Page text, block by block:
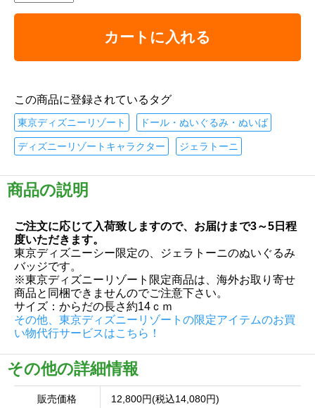
カートに入れる
この商品に登録されているタグ
東京ディズニーリゾート ドール・ぬいぐるみ・ぬいば
ディズニーリゾートキャラクター ジェラトーニ
商品の説明
ご注文に応じて入荷致しますので、お届けまで3～5日程
度いただきます。
東京ディズニーシー限定の、ジェラトーニのぬいぐるみ
バッジです。
※東京ディズニーリゾート限定商品は、海外お取り寄せ
商品と同梱できませんのでご注意下さい。
サイズ：からだの長さ約14ｃｍ
その他、東京ディズニーリゾートの限定アイテムのお買
い物代行サービスはこちら！
その他の詳細情報
販売価格 12,800円(税込14,080円)